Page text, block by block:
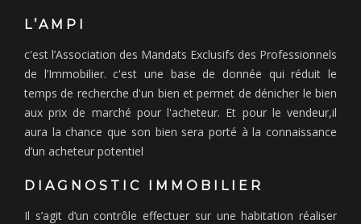
L’AMPI
c'est l’Association des Mandats Exclusifs des Professionnels
de l’Immobilier. c'est une base de donnée qui réduit le
temps de recherche d'un bien et permet de dénicher le bien
aux prix de marché pour l'acheteur. Et pour le vendeur,il
aura la chance que son bien sera porté à la connaissance
d’un acheteur potentiel
DIAGNOSTIC IMMOBILIER
Il s’agit d’un contrôle effectuer sur une habitation réaliser